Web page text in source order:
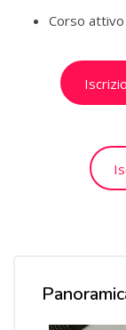
Corso attivo